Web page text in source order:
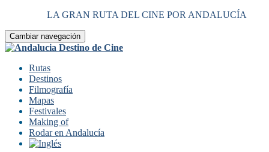
LA GRAN RUTA DEL CINE POR ANDALUCÍA
Cambiar navegación
Rutas
Destinos
Filmografía
Mapas
Festivales
Making of
Rodar en Andalucía